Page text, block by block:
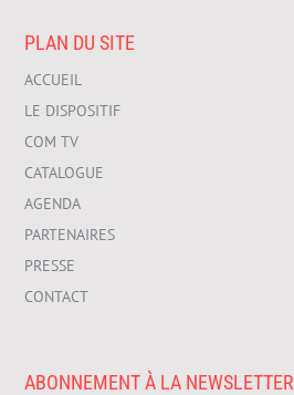
PLAN DU SITE
ACCUEIL
LE DISPOSITIF
COM TV
CATALOGUE
AGENDA
PARTENAIRES
PRESSE
CONTACT
ABONNEMENT À LA NEWSLETTER